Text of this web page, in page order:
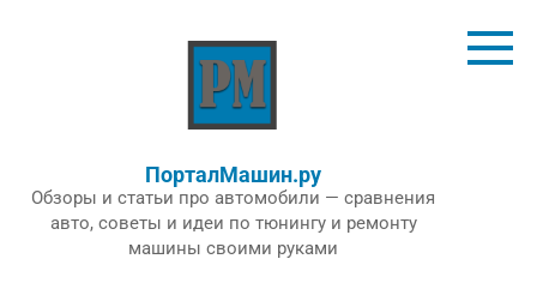
ПорталМашин.ру
Обзоры и статьи про автомобили — сравнения
авто, советы и идеи по тюнингу и ремонту
машины своими руками